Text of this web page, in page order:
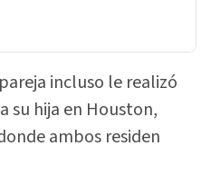
incluso le realizó
su hija en Houston,
ambos residen